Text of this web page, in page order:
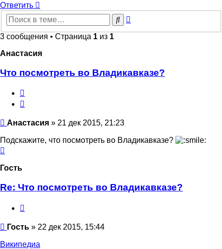
Ответить
Поиск
3 сообщения • Страница 1 из 1
Анастасия
Что посмотреть во Владикавказе?
Сообщение
Анастасия » 21 дек 2015, 21:23
Подскажите, что посмотреть во Владикавказе?
началу
Гость
Re: Что посмотреть во Владикавказе?
Сообщение
Гость » 22 дек 2015, 15:44
Википедиа